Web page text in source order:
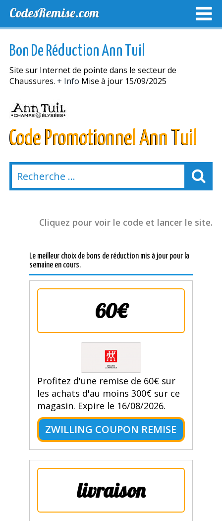
CodesRemise.com
NOUVELLES MAGASINS
Bon De Réduction Ann Tuil
Site sur Internet de pointe dans le secteur de
Chaussures. + Info Mise à jour 15/09/2025
Code Promotionnel Ann Tuil
Cliquez pour voir le code et lancer le site.
Le meilleur choix de bons de réduction mis à jour pour la
semaine en cours.
60€
Profitez d'une remise de 60€ sur
les achats d'au moins 300€ sur ce
magasin. Expire le 16/08/2026.
ZWILLING COUPON REMISE
livraison